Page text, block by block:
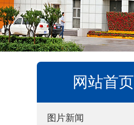
网站首页
图片新闻